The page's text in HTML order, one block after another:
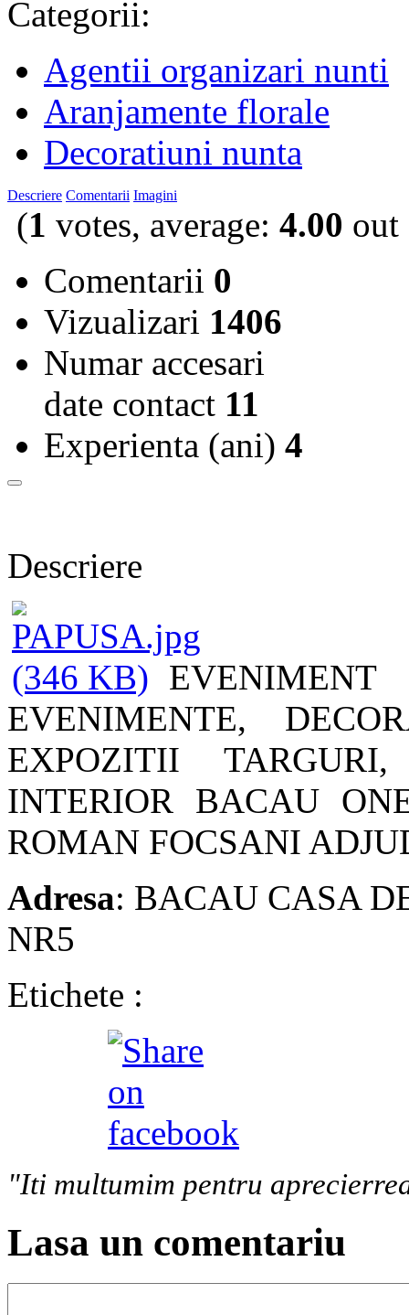
Categorii:
Agentii organizari nunti
Aranjamente florale
Decoratiuni nunta
Descriere Comentarii Imagini
(1 votes, average: 4.00 out
Comentarii 0
Vizualizari 1406
Numar accesari
date contact 11
Experienta (ani) 4
Descriere
EVENIMENTE,
EXPOZITII
INTERIOR BACAU
ROMAN FOCSANI
Adresa: BACAU CASA
NR5
Etichete :
"Iti multumim pentru
Lasa un comentariu